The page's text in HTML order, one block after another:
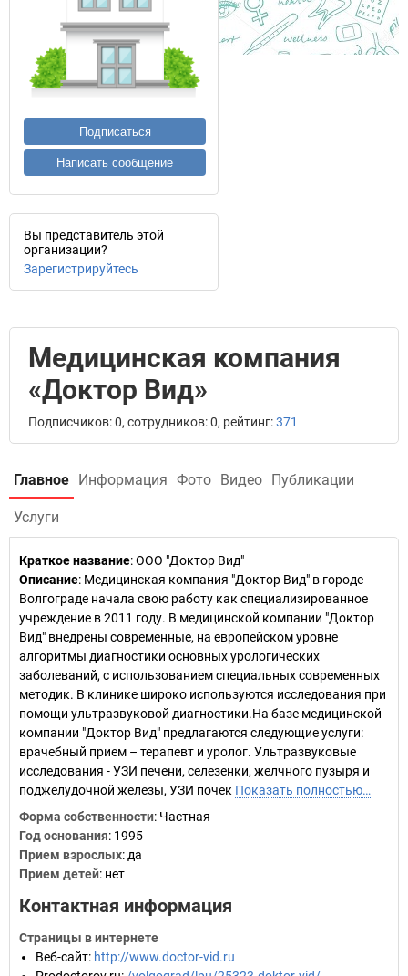
Подписаться
Написать сообщение
Вы представитель этой
организации?
Зарегистрируйтесь
Медицинская компания
«Доктор Вид»
Подписчиков: 0, сотрудников: 0, рейтинг:371
Главное Информация Фото Видео Публикации
Услуги
Краткое название:ООО "Доктор Вид"
Описание: Медицинская компания "Доктор Вид" в городе
Волгограде начала свою работу как специализированное
учреждение в 2011 году. В медицинской компании "Доктор
Вид" внедрены современные, на европейском уровне
алгоритмы диагностики основных урологических
заболеваний, с использованием специальных современных
методик. В клинике широко используются исследования при
помощи ультразвуковой диагностики.На базе медицинской
компании "Доктор Вид" предлагаются следующие услуги:
врачебный прием – терапевт и уролог. Ультразвуковые
исследования - УЗИ печени, селезенки, желчного пузыря и
поджелудочной железы, УЗИ почек Показать полностью…
Форма собственности: Частная
Год основания: 1995
Прием взрослых: да
Прием детей: нет
Контактная информация
Страницы в интернете
Веб-сайт: http://www.doctor-vid.ru